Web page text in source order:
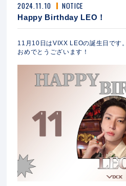
2024.11.10 NOTICE
Happy Birthday LEO！
11月10日はVIXX LEOの誕生日です。
おめでとうございます！